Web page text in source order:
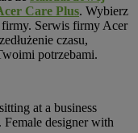
Care Plus. Wybierz
Serwis firmy Acer
czasu,
potrzebami.